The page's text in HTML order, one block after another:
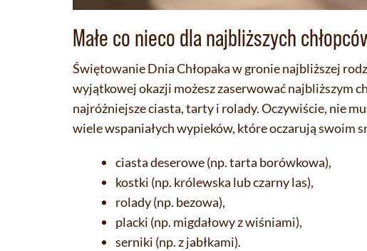
Małe co nieco dla najbliższych
Świętowanie Dnia Chłopaka w gronie najbliższej
wyjątkowej okazji możesz zaserwować najbliższym
najróżniejsze ciasta, tarty i rolady. Oczywiście, nie
wiele wspaniałych wypieków, które oczarują swoim
ciasta deserowe (np. tarta borówkowa),
kostki (np. królewska lub czarny las),
rolady (np. bezowa),
placki (np. migdałowy z wiśniami),
serniki (np. z jabłkami).